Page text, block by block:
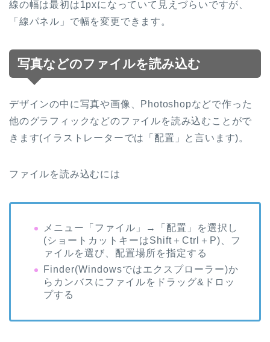
線の幅は最初は1pxになっていて見えづらいですが、
「線パネル」で幅を変更できます。
写真などのファイルを読み込む
デザインの中に写真や画像、 Photoshopなどで作った
他のグラフィックなどのファイルを読み込むことがで
きます(イラストレーターでは「配置」と言います)。
ファイルを読み込むには
メニュー「ファイル」 →
「配置」を選択し
(ショートカットキーはShift ＋ Ctrl ＋ P)、フ
ァイルを選び、配置場所を指定する
Finder(Windowsではエクスプローラー)か
らカンバスにファイルをドラッグ& ドロッ
プする